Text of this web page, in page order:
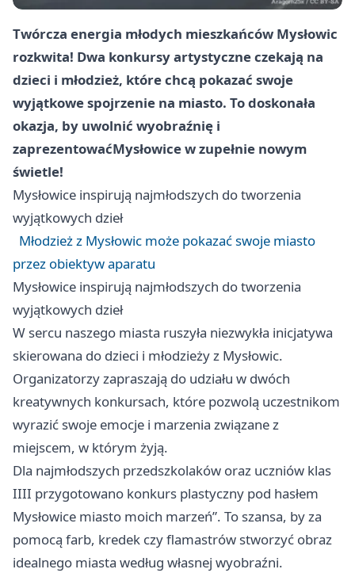
Twórcza energia młodych mieszkańców Mysłowic
rozkwita! Dwa konkursy artystyczne czekają na
dzieci i młodzież, które chcą pokazać swoje
wyjątkowe spojrzenie na miasto. To doskonała
okazja, by uwolnić wyobraźnię i
zaprezentowaćMysłowicew zupełnie nowym
świetle!
Mysłowice inspirują najmłodszych do tworzenia
wyjątkowych dzieł
Młodzież z Mysłowic może pokazać swoje miasto
przez obiektyw aparatu
Mysłowice inspirują najmłodszych do tworzenia
wyjątkowych dzieł
W sercu naszego miasta ruszyła niezwykła inicjatywa
skierowana do dzieci i młodzieży z Mysłowic.
Organizatorzy zapraszają do udziału w dwóch
kreatywnych konkursach, które pozwolą uczestnikom
wyrazić swoje emocje i marzenia związane z
miejscem, w którym żyją.
Dla najmłodszych przedszkolaków oraz uczniów klas
IIII przygotowano konkurs plastyczny pod hasłem
Mysłowice miasto moich marzeń”. To szansa, by za
pomocą farb, kredek czy flamastrów stworzyć obraz
idealnego miasta według własnej wyobraźni.